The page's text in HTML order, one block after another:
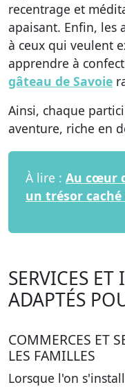
recentrage et
apaisant. Enfin, les
à ceux qui veulent
apprendre à
gâteau de Savoie
Ainsi, chaque
aventure, riche en
À lire : Au cœur
un trésor
SERVICES ET
ADAPTÉS
COMMERCES ET
LES FAMILLES
Lorsque l'on